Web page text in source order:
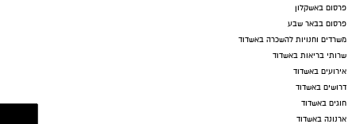
פרסום באשקלון
פרסום בבאר שבע
משרדים וחנויות להשכרה באשדוד
שרותי בריאות באשדוד
אירועים באשדוד
דרושים באשדוד
חוגים באשדוד
ארנונה באשדוד